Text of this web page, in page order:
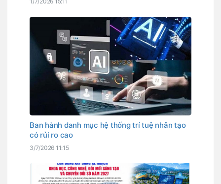
Ban hành danh mục hệ thống trí tuệ nhân tạo
có rủi ro cao
3/7/2026 11:15